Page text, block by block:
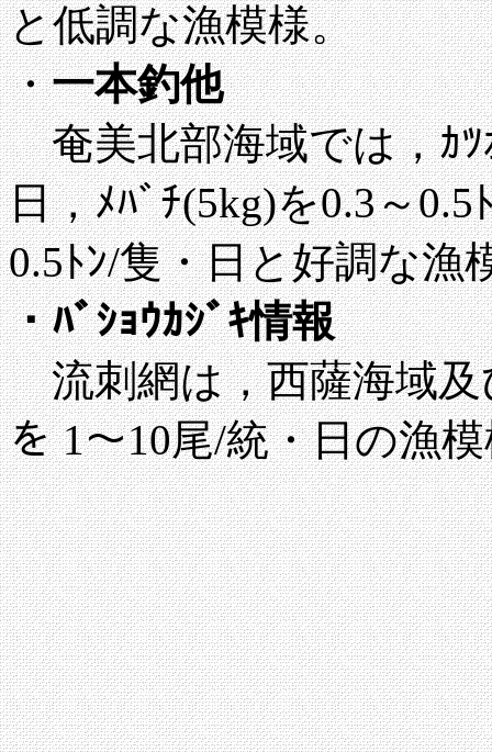
と低調な漁模様。
・一本釣他
奄美北部海域では，ｶﾂ
日，ﾒﾊﾞﾁ(5kg)を0.3～
0.5ﾄﾝ/隻・日と好調な漁
・ﾊﾞｼｮｳｶｼﾞｷ情報
流刺網は，西薩海域及
を 1～10尾/統・日の漁